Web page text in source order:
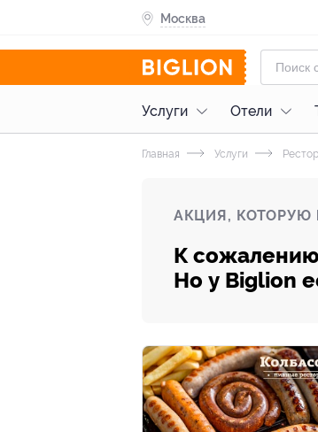
Москва
Услуги Отели
Главная Услуги
АКЦИЯ, КОТОРУЮ
К
Но у Biglion